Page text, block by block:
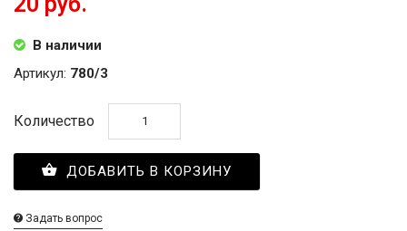
В наличии
Артикул: 780/3
Количество
ДОБАВИТЬ В КОРЗИНУ
Задать вопрос